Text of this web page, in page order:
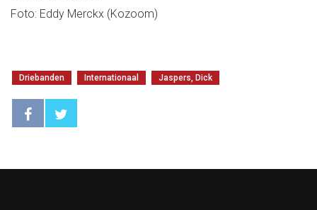
Foto: Eddy Merckx (Kozoom)
Driebanden Internationaal Jaspers, Dick